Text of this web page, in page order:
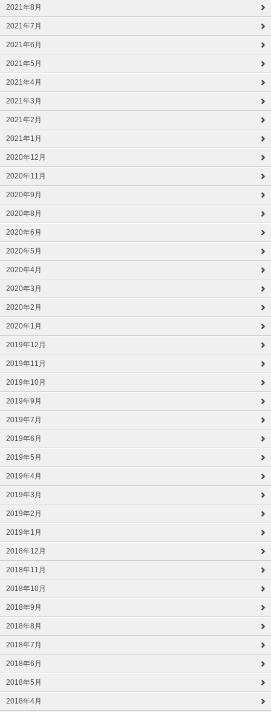
2021年8月
2021年7月
2021年6月
2021年5月
2021年4月
2021年3月
2021年2月
2021年1月
2020年12月
2020年11月
2020年9月
2020年8月
2020年6月
2020年5月
2020年4月
2020年3月
2020年2月
2020年1月
2019年12月
2019年11月
2019年10月
2019年9月
2019年7月
2019年6月
2019年5月
2019年4月
2019年3月
2019年2月
2019年1月
2018年12月
2018年11月
2018年10月
2018年9月
2018年8月
2018年7月
2018年6月
2018年5月
2018年4月